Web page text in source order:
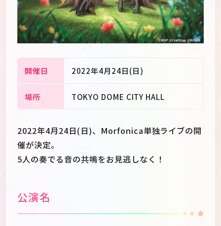
JPEN
開催日 2022年4月24日(日)
場所 TOKYO DOME CITY HALL
2022年4月24日(日)、Morfonica単独ライブの開
催が決定。
5人の奏でる音の共鳴をお見逃しなく！
公演名